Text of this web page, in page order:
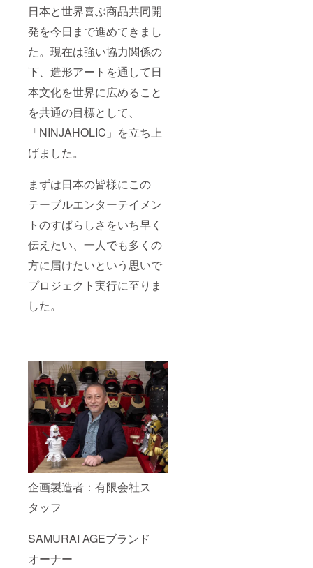
日本と世界喜ぶ商品共同開
発を今日まで進めてきまし
た。現在は強い協力関係の
下、造形アートを通して日
本文化を世界に広めること
を共通の目標として、
「NINJAHOLIC」を立ち上
げました。
まずは日本の皆様にこの
テーブルエンターテイメン
トのすばらしさをいち早く
伝えたい、一人でも多くの
方に届けたいという思いで
プロジェクト実行に至りま
した。
企画製造者：有限会社ス
タッフ
SAMURAI AGEブランド
オーナー